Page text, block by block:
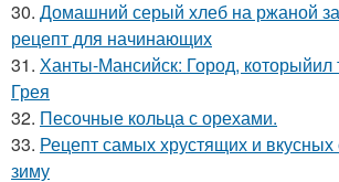
30. Домашний серый хлеб на ржаной
рецепт для начинающих
31. Ханты-Мансийск: Город, которыйил
Грея
32. Песочные кольца с орехами.
33. Рецепт самых хрустящих и вкусных
зиму